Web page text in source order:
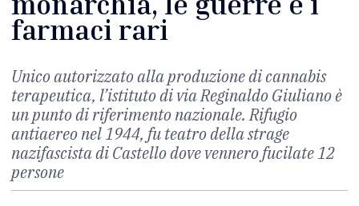
farmaci rari
Unico autorizzato alla produzione di cannabis
terapeutica, l’istituto di via Reginaldo Giuliano è
un punto di riferimento nazionale. Rifugio
antiaereo nel 1944, fu teatro della strage
nazifascista di Castello dove vennero fucilate 12
persone